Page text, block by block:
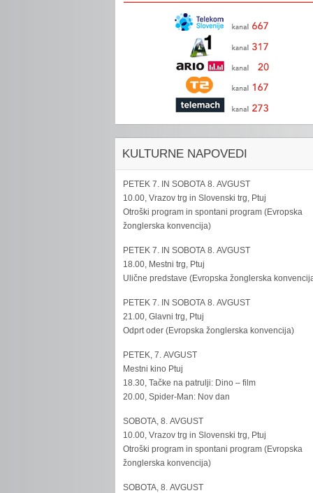
KULTURNE NAPOVEDI
PETEK 7. IN SOBOTA 8. AVGUST
10.00, Vrazov trg in Slovenski trg, Ptuj
Otroški program in spontani program (Evropska
žonglerska konvencija)
PETEK 7. IN SOBOTA 8. AVGUST
18.00, Mestni trg, Ptuj
Ulične predstave (Evropska žonglerska
PETEK 7. IN SOBOTA 8. AVGUST
21.00, Glavni trg, Ptuj
Odprt oder (Evropska žonglerska konvencija)
PETEK, 7. AVGUST
Mestni kino Ptuj
18.30, Tačke na patrulji: Dino – film
20.00, Spider-Man: Nov dan
SOBOTA, 8. AVGUST
10.00, Vrazov trg in Slovenski trg, Ptuj
Otroški program in spontani program (Evropska
žonglerska konvencija)
SOBOTA, 8. AVGUST